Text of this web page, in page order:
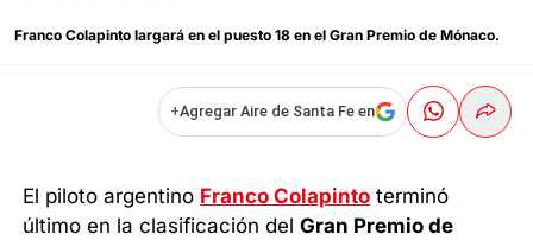
Franco Colapinto largará en el puesto 18 en el Gran Premio de Mónaco.
+Agregar Aire de Santa Fe en
El piloto argentino Franco Colapinto terminó
último en la clasificación delGran Premio de